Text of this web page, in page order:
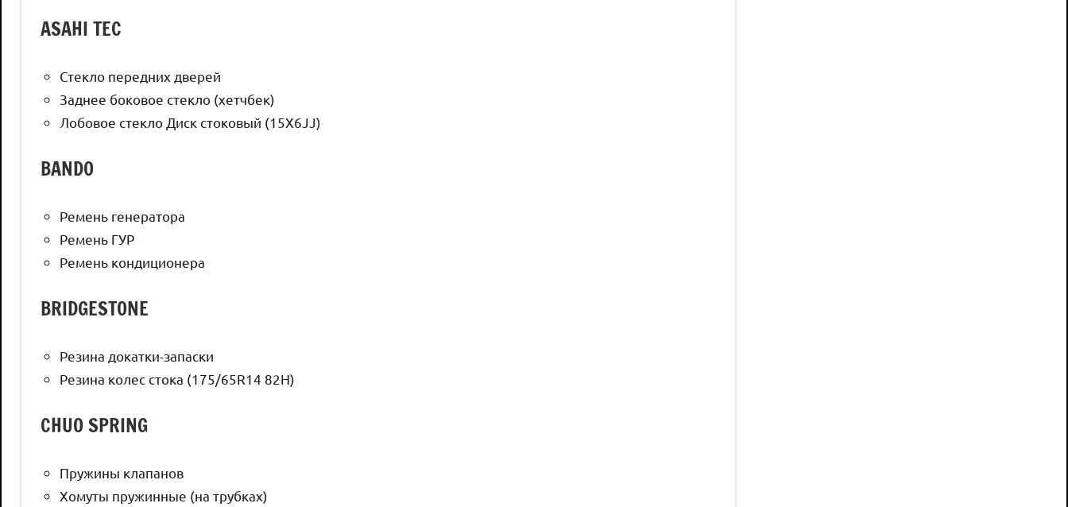
ASAHI TEC
Стекло передних дверей
Заднее боковое стекло (хетчбек)
Лобовое стекло Диск стоковый (15X6JJ)
BANDO
Ремень генератора
Ремень ГУР
Ремень кондиционера
BRIDGESTONE
Резина докатки-запаски
Резина колес стока (175/65R14 82H)
CHUO SPRING
Пружины клапанов
Хомуты пружинные (на трубках)